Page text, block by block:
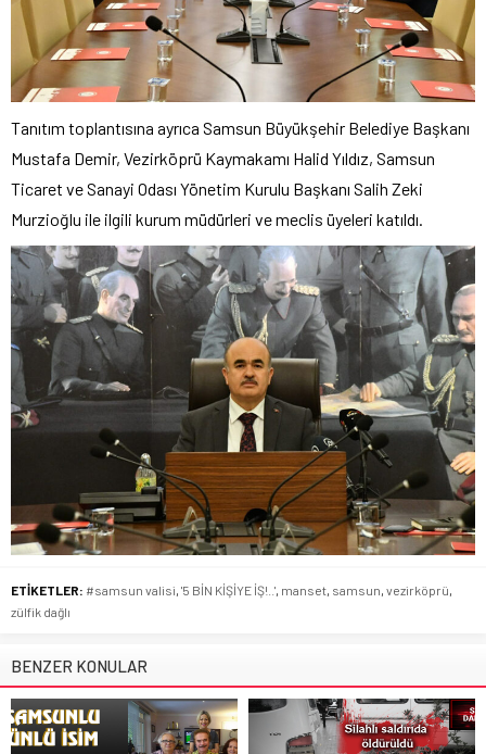
Tanıtım toplantısına ayrıca Samsun Büyükşehir Belediye Başkanı
Mustafa Demir, Vezirköprü Kaymakamı Halid Yıldız, Samsun
Ticaret ve Sanayi Odası Yönetim Kurulu Başkanı Salih Zeki
Murzioğlu ile ilgili kurum müdürleri ve meclis üyeleri katıldı.
ETİKETLER: #samsun valisi, '5 BİN KİŞİYE İŞ!..', manset, samsun, vezirköprü,
zülfik dağlı
BENZER KONULAR